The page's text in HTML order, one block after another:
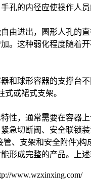
孔的内径应使操作人
进出，圆形人孔的直
。这种弱化程度随着
和球形容器的支撑台
或裙式支架。
性，通常需要在容器
急切断阀、安全联锁
、支架和安全附件)
形成完整的产品。上
www.wzxinxing.com/